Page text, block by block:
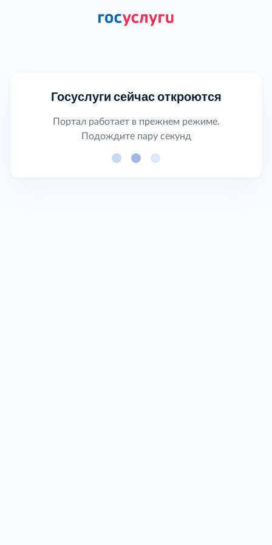
Госуслуги сейчас откроются
Портал работает в прежнем режиме.
Подождите пару секунд